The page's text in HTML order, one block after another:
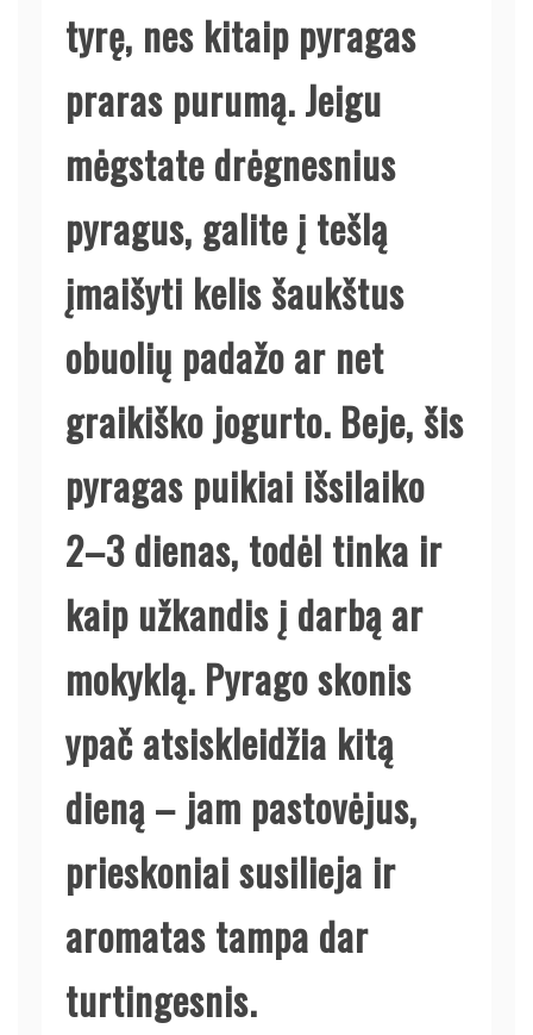
tyrę, nes kitaip pyragas
praras purumą. Jeigu
mėgstate drėgnesnius
pyragus, galite į tešlą
įmaišyti kelis šaukštus
obuolių padažo ar net
graikiško jogurto. Beje, šis
pyragas puikiai išsilaiko
2–3 dienas, todėl tinka ir
kaip užkandis į darbą ar
mokyklą. Pyrago skonis
ypač atsiskleidžia kitą
dieną – jam pastovėjus,
prieskoniai susilieja ir
aromatas tampa dar
turtingesnis.